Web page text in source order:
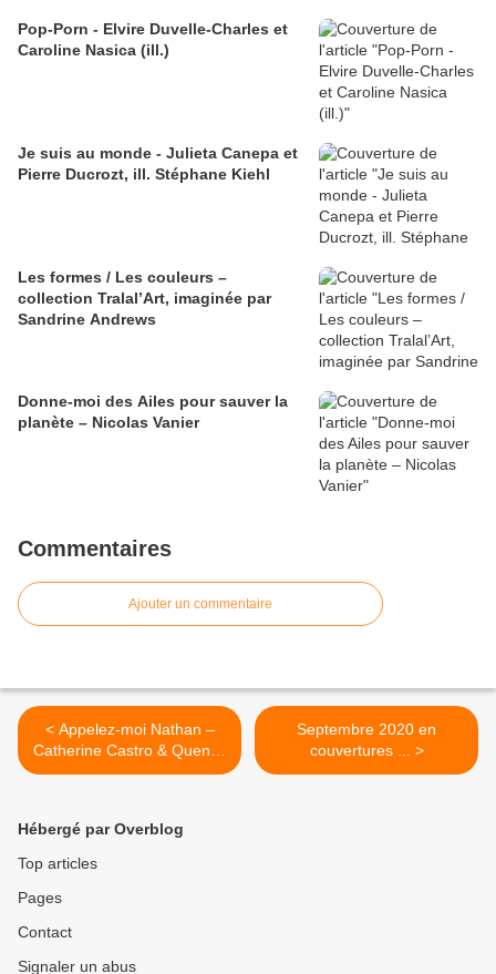
Pop-Porn - Elvire Duvelle-Charles et
Caroline Nasica (ill.)
Je suis au monde - Julieta Canepa et
Pierre Ducrozt, ill. Stéphane Kiehl
Les formes / Les couleurs –
collection Tralal’Art, imaginée par
Sandrine Andrews
Donne-moi des Ailes pour sauver la
planète – Nicolas Vanier
Commentaires
Ajouter un commentaire
< Appelez-moi Nathan –
Catherine Castro & Quentin
Zuttion
Septembre 2020 en
couvertures ... >
Hébergé par Overblog
Top articles
Pages
Contact
Signaler un abus